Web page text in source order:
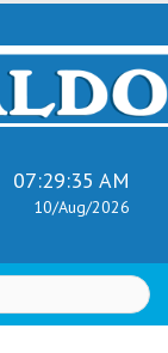
07:29:36 AM
10/Aug/2026